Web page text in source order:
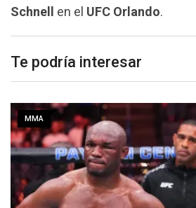
Schnell en el UFC Orlando.
Te podría interesar
MMA